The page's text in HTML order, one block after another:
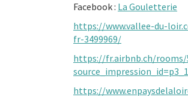
Facebook : La Gouletterie
https://www.vallee-du-
fr-3499969/
https://fr.airbnb.ch/rooms/
https://